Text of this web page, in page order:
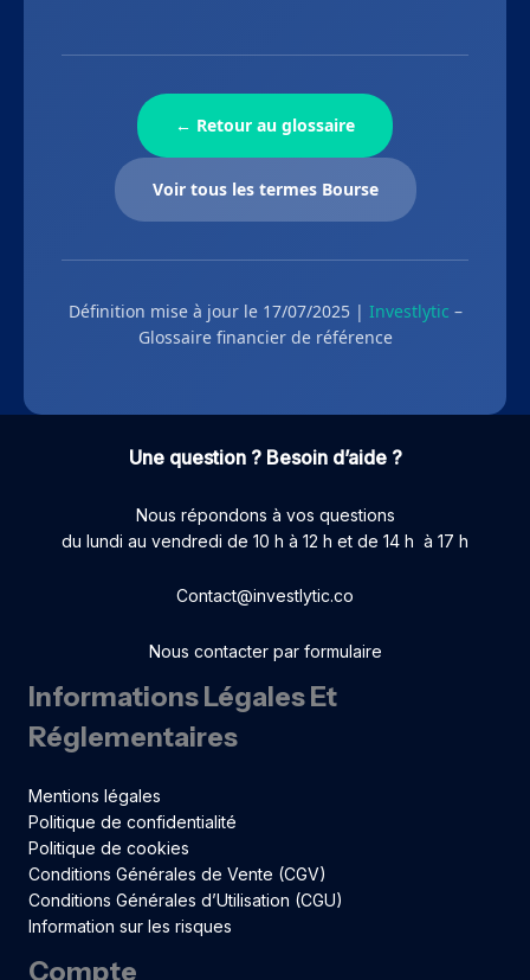
← Retour au glossaire
Voir tous les termes Bourse
Définition mise à jour le 17/07/2025 | Investlytic –
Glossaire financier de référence
Une question ? Besoin d’aide ?
Nous répondons à vos questions
du lundi au vendredi de 10 h à 12 h et de 14 h à 17 h
Contact@investlytic.co
Nous contacter par formulaire
Informations Légales Et
Réglementaires
Mentions légales
Politique de confidentialité
Politique de cookies
Conditions Générales de Vente (CGV)
Conditions Générales d’Utilisation (CGU)
Information sur les risques
Compte